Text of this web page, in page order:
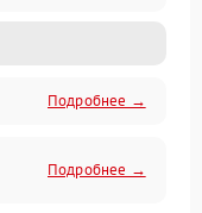
Подробнее →
Подробнее →